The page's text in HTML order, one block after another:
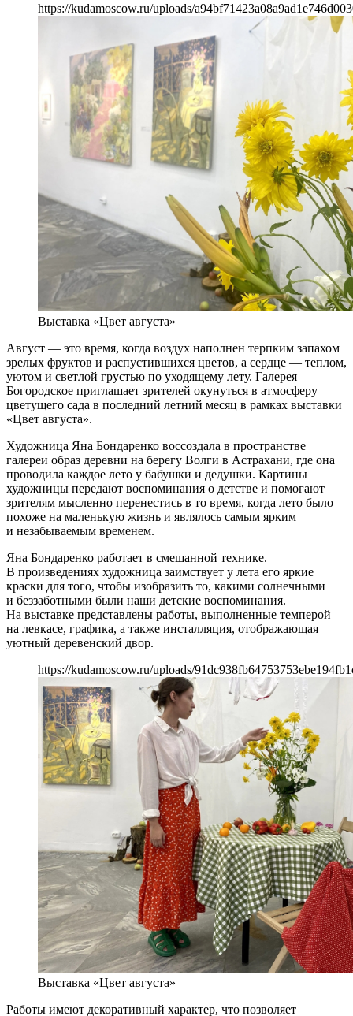
https://kudamoscow.ru/uploads/
Выставка «Цвет августа»
Август — это время, когда воздух наполнен терпким запахом
зрелых фруктов и распустившихся цветов, а сердце — теплом,
уютом и светлой грустью по уходящему лету. Галерея
Богородское приглашает зрителей окунуться в атмосферу
цветущего сада в последний летний месяц в рамках выставки
«Цвет августа».
Художница Яна Бондаренко воссоздала в пространстве
галереи образ деревни на берегу Волги в Астрахани, где она
проводила каждое лето у бабушки и дедушки. Картины
художницы передают воспоминания о детстве и помогают
зрителям мысленно перенестись в то время, когда лето было
похоже на маленькую жизнь и являлось самым ярким
и незабываемым временем.
Яна Бондаренко работает в смешанной технике.
В произведениях художница заимствует у лета его яркие
краски для того, чтобы изобразить то, какими солнечными
и беззаботными были наши детские воспоминания.
На выставке представлены работы, выполненные темперой
на левкасе, графика, а также инсталляция, отображающая
уютный деревенский двор.
https://kudamoscow.ru/uploads/
Выставка «Цвет августа»
Работы имеют декоративный характер, что позволяет